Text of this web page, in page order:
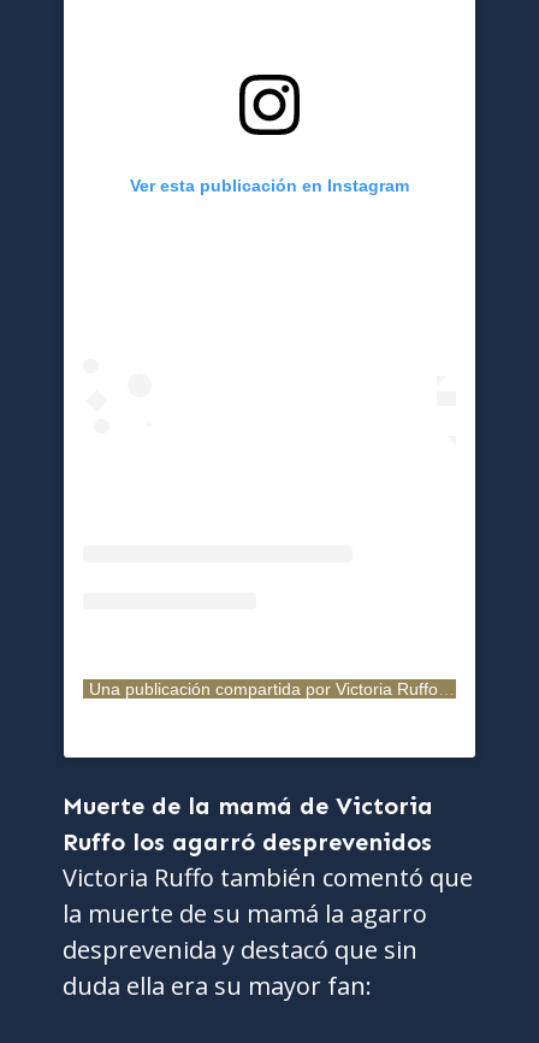
Ver esta publicación en Instagram
Una publicación compartida por Victoria Ruffo (@victoriaruffo)
Muerte de la mamá de Victoria
Ruffo los agarró desprevenidos
Victoria Ruffo también comentó que
la muerte de su mamá la agarro
desprevenida y destacó que sin
duda ella era su mayor fan: